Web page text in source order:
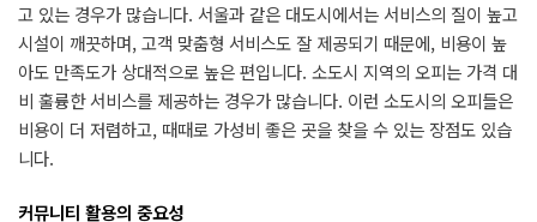
고 있는 경우가 많습니다. 서울과 같은 대도시에서는 서비스의 질이 높고
시설이 깨끗하며, 고객 맞춤형 서비스도 잘 제공되기 때문에, 비용이 높
아도 만족도가 상대적으로 높은 편입니다. 소도시 지역의 오피는 가격 대
비 훌륭한 서비스를 제공하는 경우가 많습니다. 이런 소도시의 오피들은
비용이 더 저렴하고, 때때로 가성비 좋은 곳을 찾을 수 있는 장점도 있습
니다.
커뮤니티 활용의 중요성